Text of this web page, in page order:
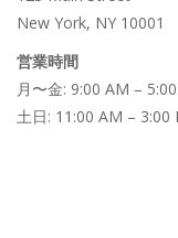
New York, NY 10001
営業時間
月〜金: 9:00 AM –
土日: 11:00 AM – 3:00